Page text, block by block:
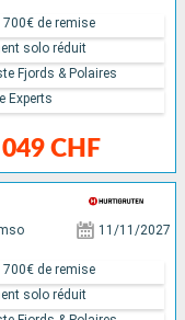
CHF
de remise
solo réduit
Fjords & Polaires
Experts
11/11/2027
de remise
solo réduit